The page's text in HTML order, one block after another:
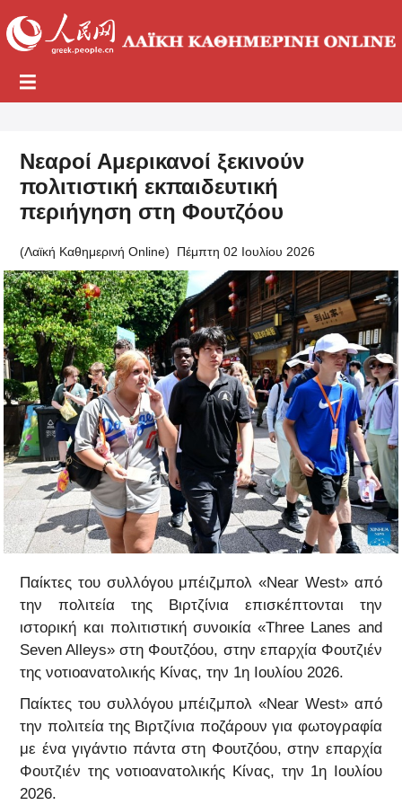
Νεαροί Αμερικανοί ξεκινούν
πολιτιστική εκπαιδευτική
περιήγηση στη Φουτζόου
(Λαϊκή Καθημερινή Online) Πέμπτη 02 Ιουλίου 2026
Παίκτες του συλλόγου μπέιζμπολ «Near West» από
την πολιτεία της Βιρτζίνια επισκέπτονται την
ιστορική και πολιτιστική συνοικία «Three Lanes and
Seven Alleys» στη Φουτζόου, στην επαρχία Φουτζιέν
της νοτιοανατολικής Κίνας, την 1η Ιουλίου 2026.
Παίκτες του συλλόγου μπέιζμπολ «Near West» από
την πολιτεία της Βιρτζίνια ποζάρουν για φωτογραφία
με ένα γιγάντιο πάντα στη Φουτζόου, στην επαρχία
Φουτζιέν της νοτιοανατολικής Κίνας, την 1η Ιουλίου
2026.